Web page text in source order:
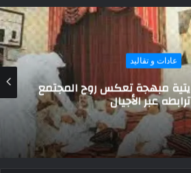
عادات و تقاليد
بين التقاليد والحداثة